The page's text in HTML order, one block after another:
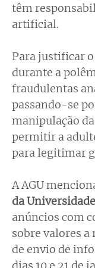
têm
artificial.
Para justificar
durante a
fraudulentas
passando-se
manipulação
permitir a
para legitimar
A AGU
da
anúncios com
sobre valores a
de envio de
dias 10 e 21 de